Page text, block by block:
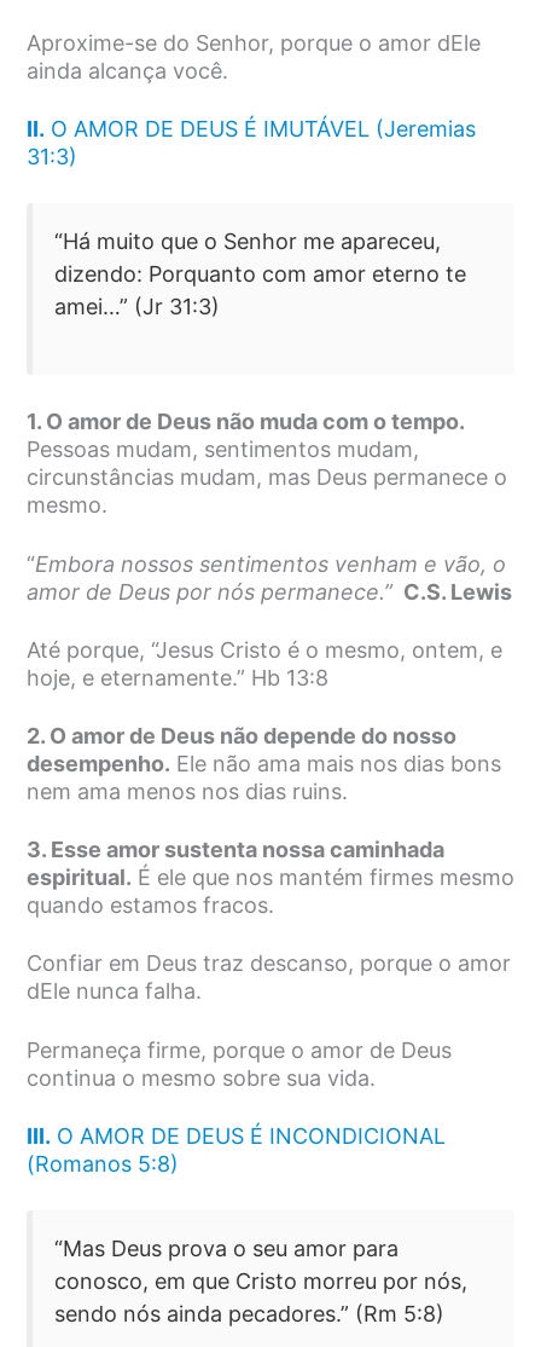
Aproxime-se do Senhor, porque o amor dEle
ainda alcança você.
II. O AMOR DE DEUS É IMUTÁVEL (Jeremias
31:3)
“Há muito que o Senhor me apareceu,
dizendo: Porquanto com amor eterno te
amei…” (Jr 31:3)
1. O amor de Deus não muda com o tempo.
Pessoas mudam, sentimentos mudam,
circunstâncias mudam, mas Deus permanece o
mesmo.
“Embora nossos sentimentos venham e vão, o
amor de Deus por nós permanece.” C.S. Lewis
Até porque, “Jesus Cristo é o mesmo, ontem, e
hoje, e eternamente.” Hb 13:8
2. O amor de Deus não depende do nosso
desempenho. Ele não ama mais nos dias bons
nem ama menos nos dias ruins.
3. Esse amor sustenta nossa caminhada
espiritual. É ele que nos mantém firmes mesmo
quando estamos fracos.
Confiar em Deus traz descanso, porque o amor
dEle nunca falha.
Permaneça firme, porque o amor de Deus
continua o mesmo sobre sua vida.
III. O AMOR DE DEUS É INCONDICIONAL
(Romanos 5:8)
“Mas Deus prova o seu amor para
conosco, em que Cristo morreu por nós,
sendo nós ainda pecadores.” (Rm 5:8)